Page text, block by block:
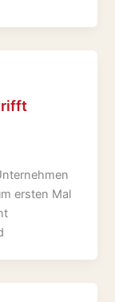
ersten Mal